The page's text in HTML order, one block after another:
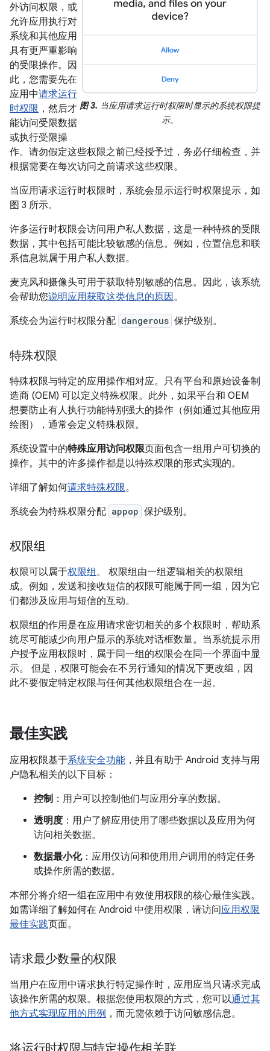
图 3. 当应用请求运行时权限时显示的系统权限提
示。
外访问权限，或
允许应用执行对
系统和其他应用
具有更严重影响
的受限操作。因
此，您需要先在
应用中请求运行
时权限 ，然后才
能访问受限数据
或执行受限操
作。请勿假定这些权限之前已经授予过，务必仔细检查，并
根据需要在每次访问之前请求这些权限。
当应用请求运行时权限时，系统会显示运行时权限提示，如
图 3 所示。
许多运行时权限会访问用户私人数据，这是一种特殊的受限
数据，其中包括可能比较敏感的信息。 例如，位置信息和联
系信息就属于用户私人数据。
麦克风和摄像头可用于获取特别敏感的信息。因此，该系统
会帮助您说明应用获取这类信息的原因 。
系统会为运行时权限分配 dangerous 保护级别。
特殊权限
特殊权限与特定的应用操作相对应。只有平台和原始设备制
造商 (OEM) 可以定义特殊权限。此外，如果平台和 OEM
想要防止有人执行功能特别强大的操作（例如通过其他应用
绘图），通常会定义特殊权限。
系统设置中的特殊应用访问权限页面包含一组用户可切换的
操作。其中的许多操作都是以特殊权限的形式实现的。
详细了解如何请求特殊权限。
系统会为特殊权限分配 appop 保护级别。
权限组
权限可以属于权限组。 权限组由一组逻辑相关的权限组
成。例如，发送和接收短信的权限可能属于同一组，因为它
们都涉及应用与短信的互动。
权限组的作用是在应用请求密切相关的多个权限时，帮助系
统尽可能减少向用户显示的系统对话框数量。当系统提示用
户授予应用权限时，属于同一组的权限会在同一个界面中显
示。 但是，权限可能会在不另行通知的情况下更改组，因
此不要假定特定权限与任何其他权限组合在一起。
最佳实践
应用权限基于系统安全功能 ，并且有助于 Android 支持与用
户隐私相关的以下目标：
控制 ：用户可以控制他们与应用分享的数据。
透明度 ：用户了解应用使用了哪些数据以及应用为何
访问相关数据。
数据最小化：应用仅访问和使用用户调用的特定任务
或操作所需的数据。
本部分将介绍一组在应用中有效使用权限的核心最佳实践。
如需详细了解如何在 Android 中使用权限，请访问应用权限
最佳实践页面。
请求最少数量的权限
当用户在应用中请求执行特定操作时，应用应当只请求完成
该操作所需的权限。根据您使用权限的方式，您可以通过其
他方式实现应用的用例 ，而无需依赖于访问敏感信息。